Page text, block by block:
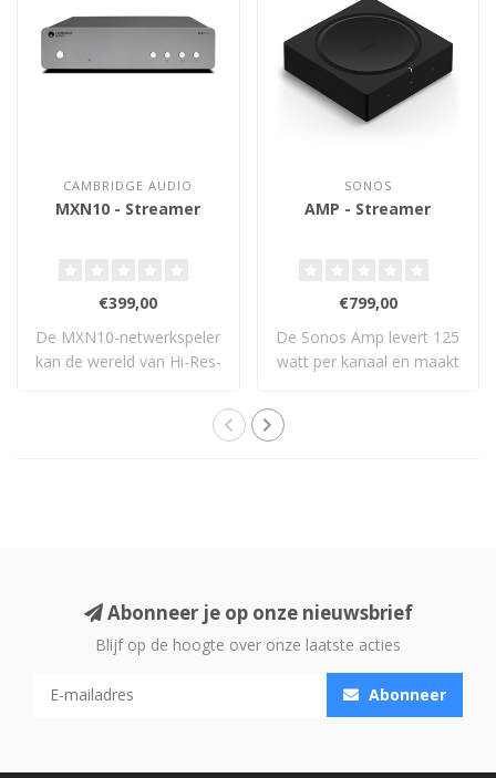
CAMBRIDGE AUDIO
MXN10 - Streamer
€399,00
De MXN10-netwerkspeler
kan de wereld van Hi-Res-
SONOS
AMP - Streamer
€799,00
De Sonos Amp levert 125
watt per kanaal en maakt
Abonneer je op onze nieuwsbrief
Blijf op de hoogte over onze laatste acties
Abonneer